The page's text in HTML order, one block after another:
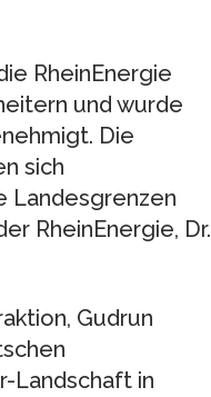
RheinEnergie
und wurde
Die
sich
Landesgrenzen
RheinEnergie, Dr.
Gudrun
Landschaft in